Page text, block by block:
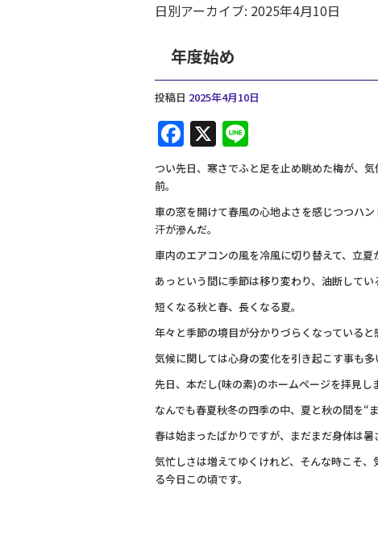
日別アーカイブ: 2025年4月10日
年度始め
投稿日 2025年4月10日
F
a
c
e
b
o
o
k
X
n
e
つい先日、寒さでふと足を止め眺めた梅が、
前。
車の窓を開けて春風の心地よさを感じつつハ
汗が滲んだ。
車内のエアコンの風を冷風に切り替えて、立夏
あっという間に季節は移り変わり、油断してい
短くなる秋と春、長くなる夏。
年々と季節の境目が分かりづらくなっていると
気候に関しては心身の変化を引き起こす事も
先日、本だし(味の素)のホームページを拝見し
なんでも春夏秋冬の四季の中、夏と秋の間を“
春は始まったばかりですが、まだまだ身体は
気忙しさは増えてゆくけれど、そんな時こそ
る今日この頃です。